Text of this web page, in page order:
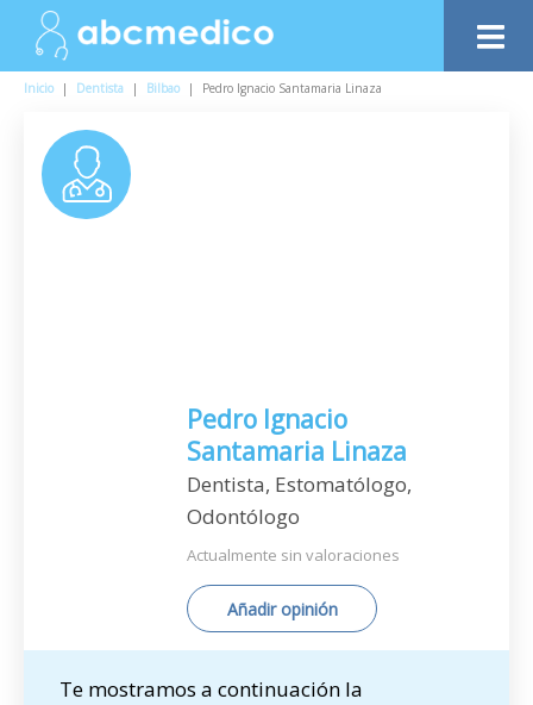
Inicio | Dentista | Bilbao | Pedro Ignacio Santamaria Linaza
Pedro Ignacio
Santamaria Linaza
Dentista, Estomatólogo,
Odontólogo
Actualmente sin valoraciones
Añadir opinión
Te mostramos a continuación la